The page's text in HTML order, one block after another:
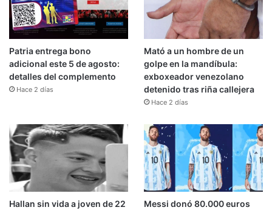
Patria entrega bono
adicional este 5 de agosto:
detalles del complemento
Hace 2 días
Mató a un hombre de un
golpe en la mandíbula:
exboxeador venezolano
detenido tras riña callejera
Hace 2 días
Hallan sin vida a joven de 22
Messi donó 80.000 euros